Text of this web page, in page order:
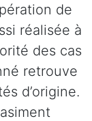
de
réalisée à
des cas
retrouve
d’origine.